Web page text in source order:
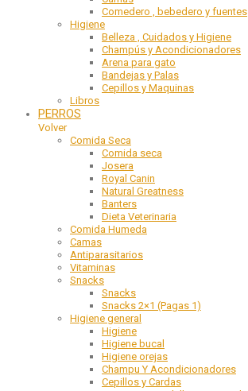
Comedero , bebedero y fuentes
Higiene
Belleza , Cuidados y Higiene
Champús y Acondicionadores
Arena para gato
Bandejas y Palas
Cepillos y Maquinas
Libros
PERROS
Volver
Comida Seca
Comida seca
Josera
Royal Canin
Natural Greatness
Banters
Dieta Veterinaria
Comida Humeda
Camas
Antiparasitarios
Vitaminas
Snacks
Snacks
Snacks 2×1 (Pagas 1)
Higiene general
Higiene
Higiene bucal
Higiene orejas
Champu Y Acondicionadores
Cepillos y Cardas